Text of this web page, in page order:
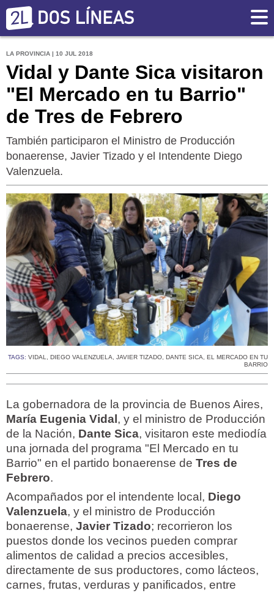
LA PROVINCIA | 10 JUL 2018
Vidal y Dante Sica visitaron
"El Mercado en tu Barrio"
de Tres de Febrero
También participaron el Ministro de Producción
bonaerense, Javier Tizado y el Intendente Diego
Valenzuela.
TAGS: VIDAL, DIEGO VALENZUELA, JAVIER TIZADO, DANTE SICA, EL MERCADO EN TU
BARRIO
La gobernadora de la provincia de Buenos Aires,
María Eugenia Vidal , y el ministro de Producción
de la Nación, Dante Sica, visitaron este mediodía
una jornada del programa "El Mercado en tu
Barrio" en el partido bonaerense de Tres de
Febrero.
Acompañados por el intendente local, Diego
Valenzuela, y el ministro de Producción
bonaerense, Javier Tizado; recorrieron los
puestos donde los vecinos pueden comprar
alimentos de calidad a precios accesibles,
directamente de sus productores, como lácteos,
carnes, frutas, verduras y panificados, entre